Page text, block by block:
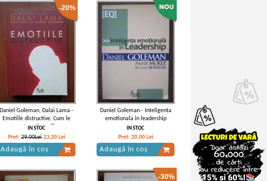
-20%
Daniel Goleman, Dalai Lama -
Emotiile distructive. Cum le
putem depasi?
IN STOC
Pret: 29,00Lei 23,20 Lei
Adaugă în coș
Daniel Goleman - Inteligenta
emotionala in leadership
IN STOC
Pret: 20,00 Lei
Adaugă în coș
-30%